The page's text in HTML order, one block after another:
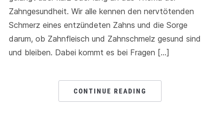
Zahngesundheit. Wir alle kennen den nervtötenden
Schmerz eines entzündeten Zahns und die Sorge
darum, ob Zahnfleisch und Zahnschmelz gesund sind
und bleiben. Dabei kommt es bei Fragen […]
CONTINUE READING